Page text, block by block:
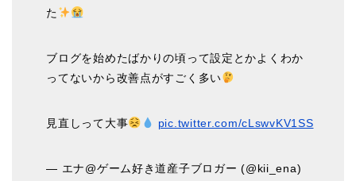
た
ブログを始めたばかりの頃って設定とかよくわか
ってないから改善点がすごく多い
見直しって大事 pic.twitter.com/cLswvKV1SS
— エナ@ゲーム好き道産子ブロガー (@kii_ena)